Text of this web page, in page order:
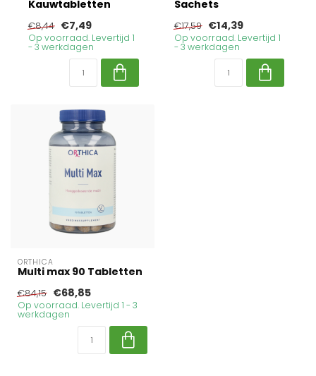
Kauwtabletten
€8,44 €7,49
Op voorraad. Levertijd 1
- 3 werkdagen
Sachets
€17,59 €14,39
Op voorraad. Levertijd 1
- 3 werkdagen
ORTHICA
Multi max 90 Tabletten
€84,15 €68,85
Op voorraad. Levertijd 1 - 3
werkdagen